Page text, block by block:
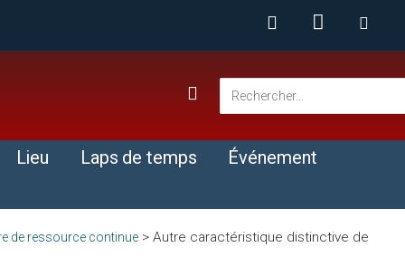
Lieu Laps de temps Événement
de ressource continue >Autre caractéristique distinctive de